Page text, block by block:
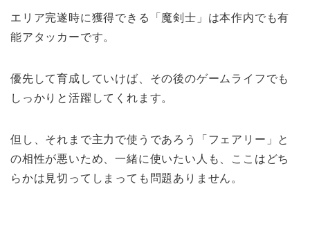
エリア完遂時に獲得できる
「魔剣士」は本作内でも有
能アタッカーです。
優先して育成していけば、その後のゲームライフでも
しっかりと活躍してくれます。
但し、それまで主力で使うであろう
「フェアリー」と
の相性が悪いため、一緒に使いたい人も、ここはどち
らかは見切ってしまっても問題ありません 。